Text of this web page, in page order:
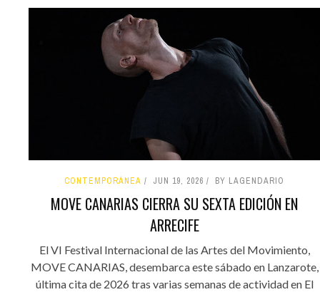
CONTEMPORÁNEA JUN 19, 2026 BY LAGENDARIO
MOVE CANARIAS CIERRA SU SEXTA EDICIÓN EN
ARRECIFE
El VI Festival Internacional de las Artes del Movimiento,
MOVE CANARIAS, desembarca este sábado en Lanzarote,
última cita de 2026 tras varias semanas de actividad en El